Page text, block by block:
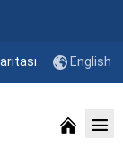
English